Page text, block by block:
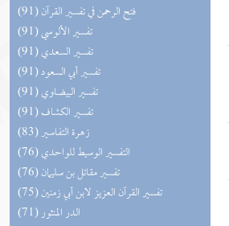
(91) فتح الرحمن في تفسير القرآن
(91) تفسير الألوسي
(91) تفسير السعدي
(91) تفسير أبي السعود
(91) تفسير البيضاوي
(91) تفسير الكشاف
(83) زهرة التفاسير
(76) التفسير الوسيط للواحدي
(76) تفسير مقاتل بن سليمان
(75) تفسير القرآن العزيز لابن أبي زمنين
(71) الدر المنثور